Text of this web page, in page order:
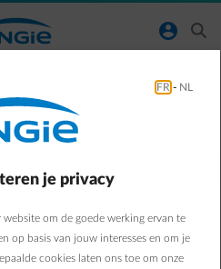
normal-account-circle search
af?
een wijzerplaat.
FR - NL
je privacy
om de goede werking ervan te
op basis van jouw interesses en om je
cookies laten ons toe om onze